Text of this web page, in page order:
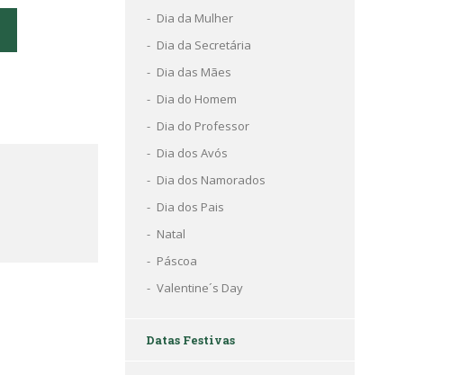
Dia da Mulher
Dia da Secretária
Dia das Mães
Dia do Homem
Dia do Professor
Dia dos Avós
Dia dos Namorados
Dia dos Pais
Natal
Páscoa
Valentine´s Day
Datas Festivas